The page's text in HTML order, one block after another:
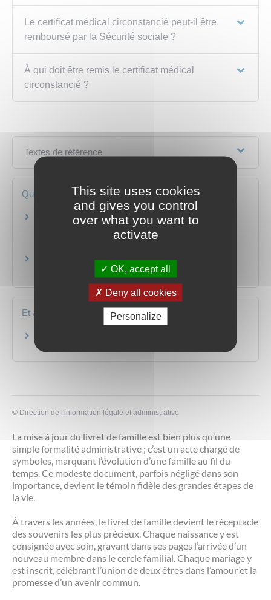
Le certificat médical circonstancié peut-il être
remboursé par la Sécurité sociale ?
À qui doit être remis le certificat médical
circonstancié ?
Textes de référence
Questions ? Réponses !
Comment se déroule la procédure de demande
de tutelle ou curatelle ou sauvegarde de justice
Tutelle, curatelle, sauvegarde de justice d'un
majeur : quelles différences ?
Et aussi
© Direction de l'information légale et administrative
La mise à jour du livret de famille est bien plus qu’une
simple formalité administrative ; c’est un acte chargé de
symboles, marquant l’évolution d’une famille au fil du
temps. Ce modeste document, parfois négligé dans son
importance, devient le témoin fidèle des grandes étapes de
la vie.
À travers les années, le livret de famille devient le réceptacle
des souvenirs les plus précieux. Chaque naissance y est
consignée avec soin, gravant dans ses pages l’arrivée d’un
nouveau membre dans le cercle familial. Chaque mariage y
est inscrit, célébrant l’union de deux êtres dans l’amour et la
promesse d’un avenir commun.
This site uses cookies
and gives you control
over what you want to
activate
OK, accept all
Deny all cookies
Personalize